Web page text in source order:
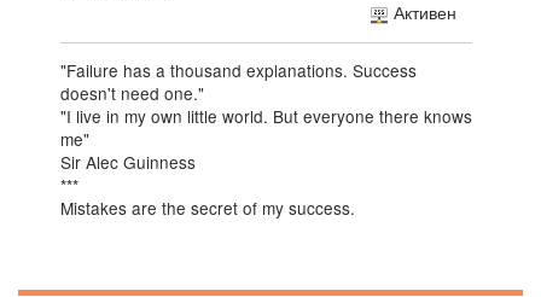
Активен
"Failure has a thousand explanations. Success
doesn't need one."
"I live in my own little world. But everyone there knows
me"
Sir Alec Guinness
***
Mistakes are the secret of my success.